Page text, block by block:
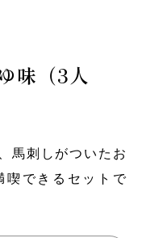
味（3人
馬刺しがついたお
喫できるセットで